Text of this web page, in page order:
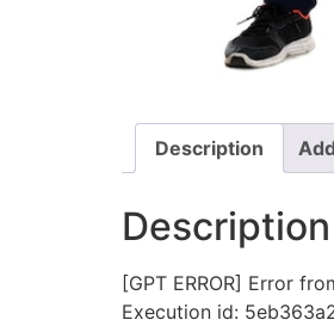
Description
Description
[GPT ERROR] Error
Execution id: